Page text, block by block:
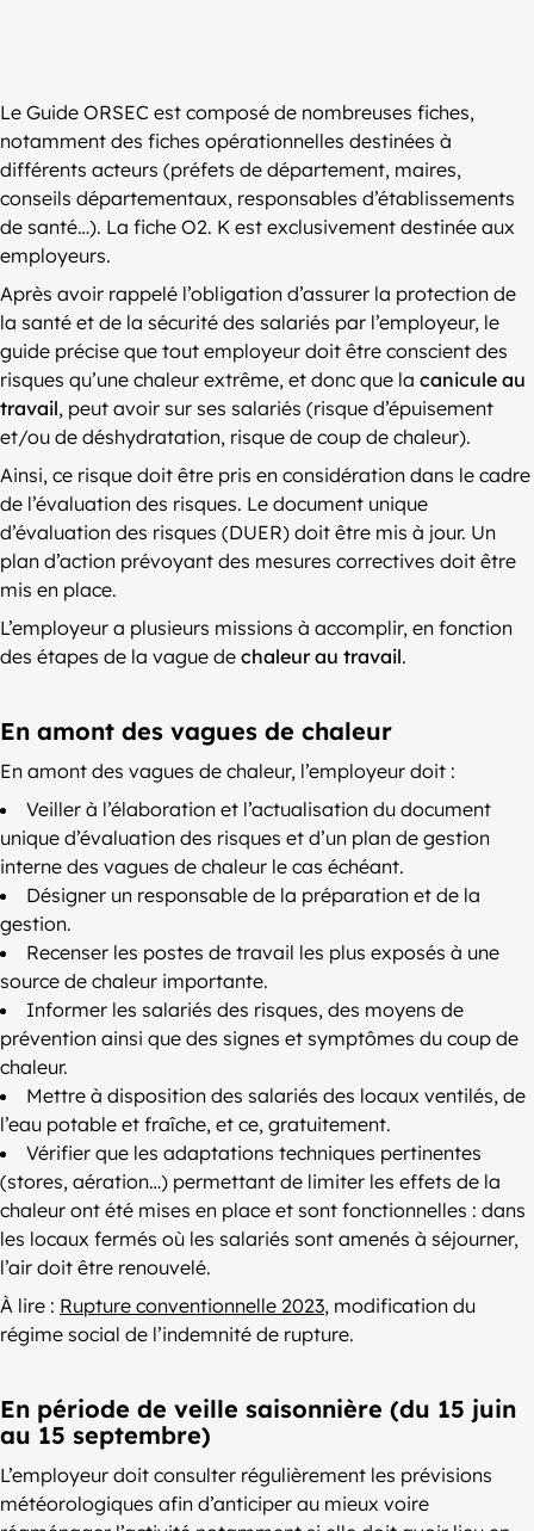
Le Guide ORSEC est composé de nombreuses fiches,
notamment des fiches opérationnelles destinées à
différents acteurs (préfets de département, maires,
conseils départementaux, responsables d’établissements
de santé…). La fiche O2. K est exclusivement destinée aux
employeurs.
Après avoir rappelé l’obligation d’assurer la protection de
la santé et de la sécurité des salariés par l’employeur, le
guide précise que tout employeur doit être conscient des
risques qu’une chaleur extrême, et donc que la canicule au
travail, peut avoir sur ses salariés (risque d’épuisement
et/ou de déshydratation, risque de coup de chaleur).
Ainsi, ce risque doit être pris en considération dans le cadre
de l’évaluation des risques. Le document unique
d’évaluation des risques (DUER) doit être mis à jour. Un
plan d’action prévoyant des mesures correctives doit être
mis en place.
L’employeur a plusieurs missions à accomplir, en fonction
des étapes de la vague de chaleur au travail.
En amont des vagues de chaleur
En amont des vagues de chaleur, l’employeur doit :
Veiller à l’élaboration et l’actualisation du document
unique d’évaluation des risques et d’un plan de gestion
interne des vagues de chaleur le cas échéant.
Désigner un responsable de la préparation et de la
gestion.
Recenser les postes de travail les plus exposés à une
source de chaleur importante.
Informer les salariés des risques, des moyens de
prévention ainsi que des signes et symptômes du coup de
chaleur.
Mettre à disposition des salariés des locaux ventilés, de
l’eau potable et fraîche, et ce, gratuitement.
Vérifier que les adaptations techniques pertinentes
(stores, aération…) permettant de limiter les effets de la
chaleur ont été mises en place et sont fonctionnelles : dans
les locaux fermés où les salariés sont amenés à séjourner,
l’air doit être renouvelé.
À lire : Rupture conventionnelle 2023, modification du
régime social de l’indemnité de rupture.
En période de veille saisonnière (du 15 juin
au 15 septembre)
L’employeur doit consulter régulièrement les prévisions
météorologiques afin d’anticiper au mieux voire